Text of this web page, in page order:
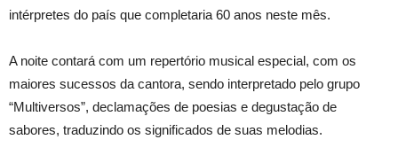
intérpretes do país que completaria 60 anos neste mês.
A noite contará com um repertório musical especial, com os
maiores sucessos da cantora, sendo interpretado pelo grupo
“Multiversos”, declamações de poesias e degustação de
sabores, traduzindo os significados de suas melodias.